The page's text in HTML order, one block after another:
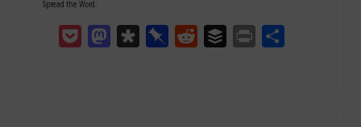
Spread the Word:
Pocket MastodonDiasporaPinboardReddit Buffer Print